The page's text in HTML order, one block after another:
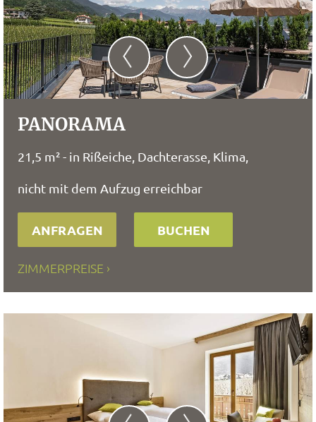
PANORAMA
21,5 m² - in Rißeiche, Dachterasse, Klima,
nicht mit dem Aufzug erreichbar
ANFRAGEN BUCHEN
ZIMMERPREISE